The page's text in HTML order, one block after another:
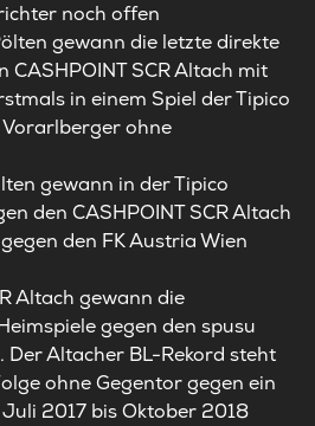
noch offen
gewann die letzte direkte
CASHPOINT SCR Altach mit
in einem Spiel der Tipico
ohne
gewann in der Tipico
den CASHPOINT SCR Altach
den FK Austria Wien
Altach gewann die
gegen den spusu
Der Altacher BL-Rekord steht
ohne Gegentor gegen ein
2017 bis Oktober 2018